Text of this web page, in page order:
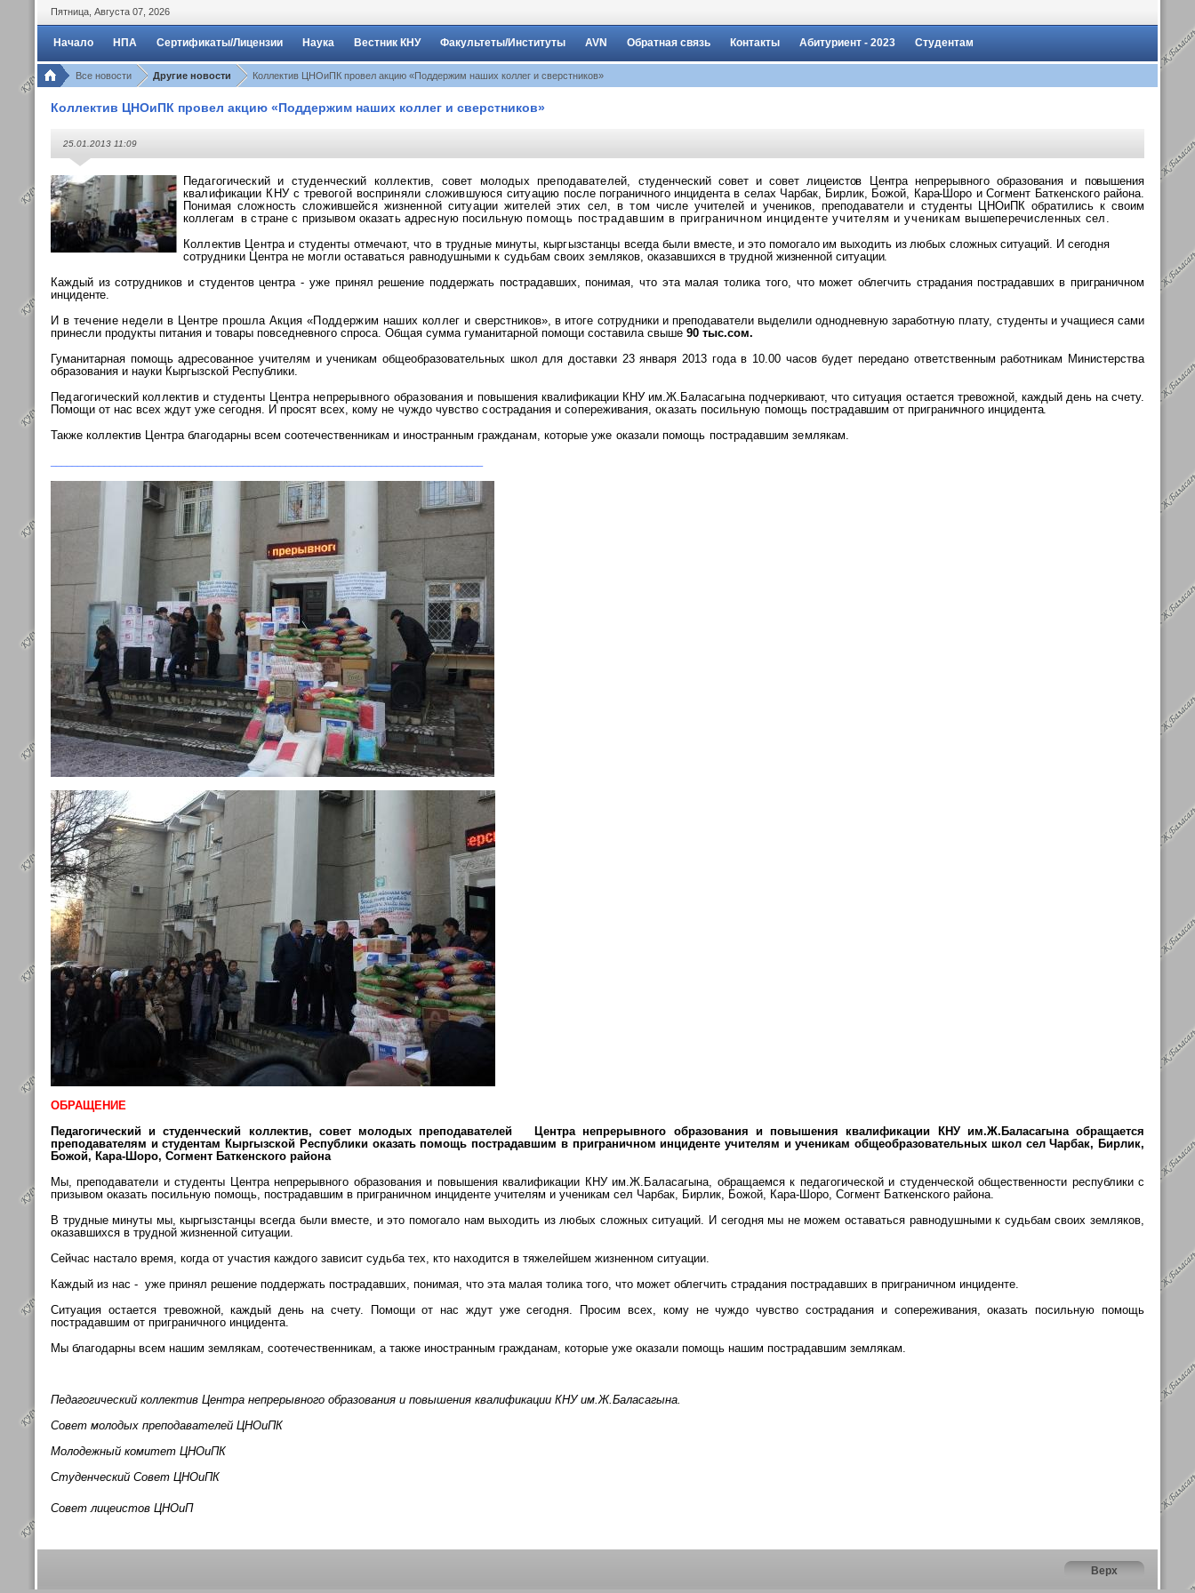
Пятница Августа 07 2026
Начало НПА Сертификаты/Лицензии Наука Вестник КНУ Факультеты/Институты AVN Обратная связь Контакты Абитуриент - 2023 Студентам
Все новости Другие новости Коллектив ЦНОиПК провел акцию «Поддержим наших коллег и сверстников»
Коллектив ЦНОиПК провел акцию «Поддержим наших коллег и сверстников»
25.01.2013 11:09
Педагогический и студенческий коллектив, совет молодых преподавателей, студенческий совет и совет лицеистов Центра непрерывного образования и повышения
квалификации КНУ с тревогой восприняли сложившуюся ситуациюпосле пограничного инцидента в селах Чарбак, Бирлик, Божой, Кара-Шоро и Согмент Баткенского района.
Понимая сложность сложившейся жизненной ситуации жителей этих сел, в том числе учителей и учеников, преподаватели и студенты ЦНОиПК обратились к своим
коллегам в стране с призывом оказать адресную посильнуюпомощь пострадавшим в приграничном инциденте учителям и ученикамвышеперечисленных сел .
Коллектив Центра и студенты отмечают, что в трудные минуты, кыргызстанцы всегда были вместе, и это помогало им выходить из любых сложных ситуаций. И сегодня
сотрудники Центра не могли оставаться равнодушными к судьбам своих земляков,оказавшихся в трудной жизненной ситуации.
Каждый из сотрудников и студентов центра - уже принял решение поддержать пострадавших, понимая, что эта малая толика того, что может облегчить страданияпострадавших в приграничном
инциденте.
И в течение недели в Центре прошла Акция «Поддержим наших коллег исверстников», в итоге сотрудники и преподаватели выделили однодневную заработную плату, студенты и учащиеся сами
принесли продукты питания и товары повседневного спроса. Общая сумма гуманитарной помощи составила свыше 90 тыс.сом.
Гуманитарная помощь адресованное учителям и ученикам общеобразовательных школ для доставки 23 января 2013 года в 10.00 часов будет передано ответственным работникам Министерства
образования и науки Кыргызской Республики.
Педагогический коллектив и студенты Центра непрерывного образования и повышения квалификации КНУ им.Ж.Баласагына подчеркивают, что ситуация остается тревожной, каждый день на счету.
Помощи от нас всех ждут уже сегодня. И просят всех, кому не чуждо чувство сострадания и сопереживания, оказать посильную помощьпострадавшим от приграничного инцидента.
Также коллектив Центра благодарны всем соотечественникам и иностранным гражданам, которые уже оказали помощь пострадавшим землякам.
ОБРАЩЕНИЕ
Педагогический и студенческий коллектив, совет молодых преподавателей Центра непрерывного образования и повышения квалификации КНУ им.Ж.Баласагына обращается
преподавателям и студентам Кыргызской Республики оказать помощьпострадавшим в приграничном инциденте учителям и ученикам общеобразовательных школ сел Чарбак, Бирлик,
Божой, Кара-Шоро, Согмент Баткенского района
Мы, преподаватели и студенты Центра непрерывного образования и повышения квалификации КНУ им.Ж.Баласагына, обращаемся к педагогической и студенческой общественности республики с
призывом оказать посильную помощь, пострадавшим в приграничном инциденте учителям и ученикам сел Чарбак, Бирлик, Божой, Кара-Шоро, Согмент Баткенского района.
В трудные минуты мы, кыргызстанцы всегда были вместе, и это помогало нам выходить из любых сложных ситуаций. И сегодня мы не можем оставаться равнодушными к судьбам своих земляков,
оказавшихся в трудной жизненной ситуации.
Сейчас настало время, когда от участия каждого зависит судьба тех, кто находится в тяжелейшем жизненном ситуации.
Каждый из нас - уже принял решение поддержать пострадавших, понимая, что эта малая толика того, что может облегчить страдания пострадавших в приграничном инциденте.
Ситуация остается тревожной, каждый день на счету. Помощи от нас ждут уже сегодня. Просим всех, кому не чуждо чувство сострадания и сопереживания, оказать посильную помощь
пострадавшим от приграничного инцидента.
Мы благодарны всем нашим землякам, соотечественникам, а также иностранным гражданам, которые уже оказали помощь нашим пострадавшим землякам.
Педагогический коллектив Центра непрерывного образования и повышения квалификации КНУ им.Ж.Баласагына.
Совет молодых преподавателей ЦНОиПК
Молодежный комитет ЦНОиПК
Студенческий Совет ЦНОиПК
Совет лицеистов ЦНОиП
Верх